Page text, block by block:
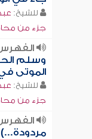
للشيخ:
جزء من
وسلم
الموتى
للشيخ:
جزء من